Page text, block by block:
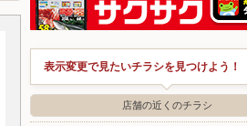
表示変更で見たいチラシを見つけよう！
店舗の近くのチラシ